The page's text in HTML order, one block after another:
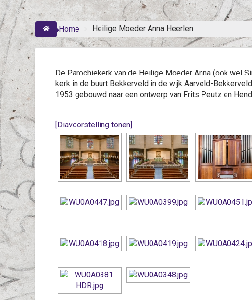
Home Heilige Moeder Anna Heerlen
De Parochiekerk van de Heilige Moeder Anna (ook wel
kerk in de buurt Bekkerveld in de wijk Aarveld-
1953 gebouwd naar een ontwerp van Frits Peutz en
[Diavoorstelling tonen]